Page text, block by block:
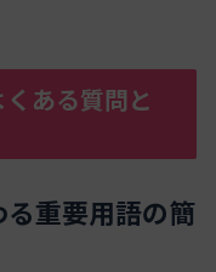
ある質問と
重要用語の簡